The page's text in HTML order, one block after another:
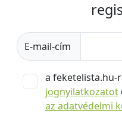
E-mail-cím
a feketelista.hu-
jognyilatkozatot
az adatvédelmi